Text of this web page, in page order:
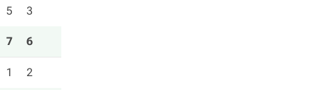
5 3
7 6
1 2